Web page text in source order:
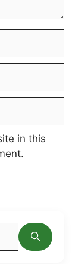
in this